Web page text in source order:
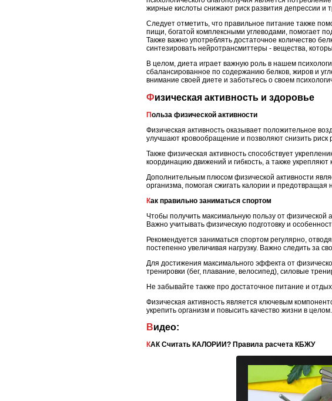
жирные кислоты снижают риск развития депрессии и
Следует отметить, что правильное питание также
пищи, богатой комплексными углеводами, помогает
Также важно употреблять достаточное количество
синтезировать нейротрансмиттеры - вещества,
В целом, диета играет важную роль в нашем
сбалансированное по содержанию белков, жиров и
внимание своей диете и заботьтесь о своем
Физическая активность и здоровье
Польза физической активности
Физическая активность оказывает положительное
улучшают кровообращение и позволяют снизить риск
Также физическая активность способствует
координацию движений и гибкость, а также
Дополнительным плюсом физической активности
организма, помогая сжигать калории и
Как правильно заниматься спортом
Чтобы получить максимальную пользу от физической
Важно учитывать физическую подготовку и
Рекомендуется заниматься спортом регулярно,
постепенно увеличивая нагрузку. Важно следить за
Для достижения максимального эффекта от
тренировки (бег, плавание, велосипед), силовые
Не забывайте также про достаточное питание и
Физическая активность является ключевым
укрепить организм и повысить качество жизни в целом.
Видео:
КАК Считать КАЛОРИИ? Правила расчета КБЖУ